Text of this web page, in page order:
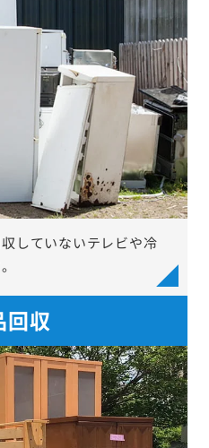
していないテレビや冷
回収